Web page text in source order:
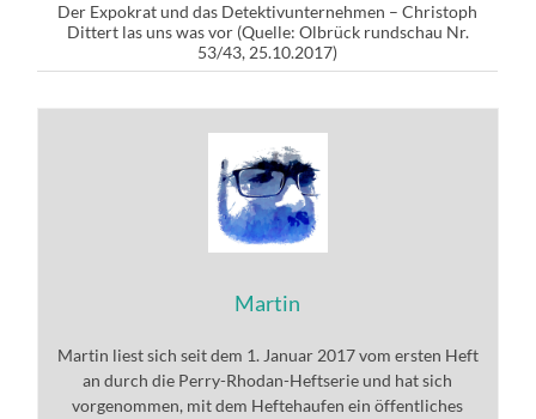
Der Expokrat und das Detektivunternehmen – Christoph
Dittert las uns was vor (Quelle: Olbrück rundschau Nr.
53/43, 25.10.2017)
Martin
Martin liest sich seit dem 1. Januar 2017 vom ersten Heft
an durch die Perry-Rhodan-Heftserie und hat sich
vorgenommen, mit dem Heftehaufen ein öffentliches